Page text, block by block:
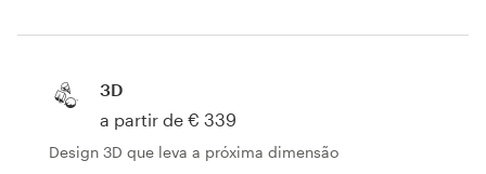
3D
a partir de € 339
Design 3D que leva a próxima dimensão